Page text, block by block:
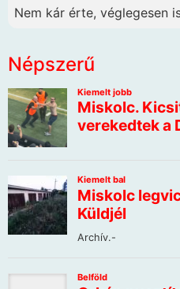
Nem kár érte, véglegesen
Népszerű